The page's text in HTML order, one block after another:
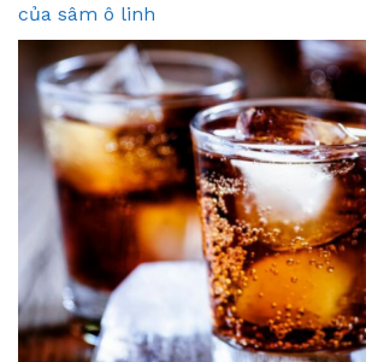
của sâm ô linh